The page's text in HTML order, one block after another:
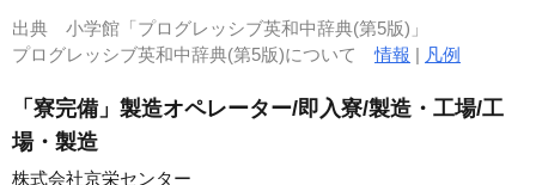
出典 小学館「プログレッシブ英和中辞典(第5版)」
プログレッシブ英和中辞典(第5版)について情報 | 凡例
「寮完備」製造オペレーター/即入寮/製造・工場/工
場・製造
株式会社京栄センター